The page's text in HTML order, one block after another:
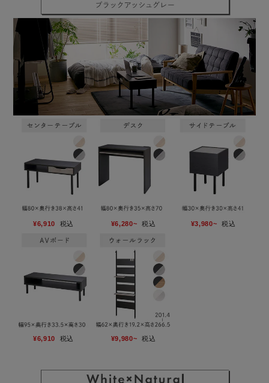
¥6,910 税込 ¥6,280~ 税込 ¥3,980~ 税込
¥6,910 税込 ¥9,980~ 税込